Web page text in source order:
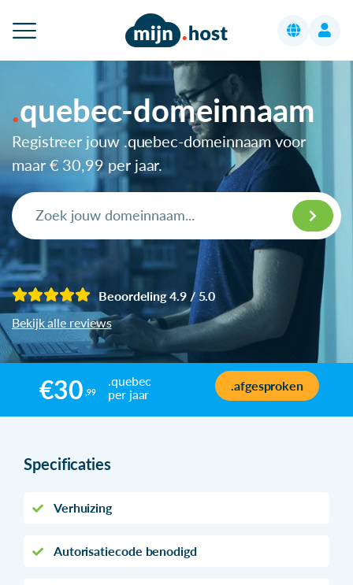
quebec-domeinnaam
Registreer jouw .quebec-domeinnaam voor
maar € 30,99 per jaar.
Beoordeling 4.9 / 5.0
Bekijk alle reviews
€30 ,99
.quebec
per jaar
.afgesproken
Specificaties
Verhuizing
Autorisatiecode benodigd